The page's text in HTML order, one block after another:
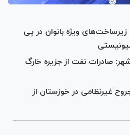
ویژه بانوان در پی
صادرات نفت از جزیره خارگ
و ۴۰ مجروح غیرنظامی در خوزستان از